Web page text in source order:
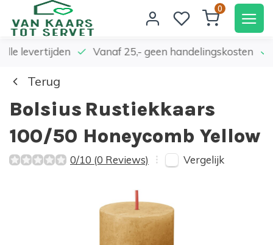
0
levertijden Vanaf 25,- geen handelingskosten
Terug
Bolsius Rustiekkaars
100/50 Honeycomb Yellow
0/10 (0 Reviews) Vergelijk